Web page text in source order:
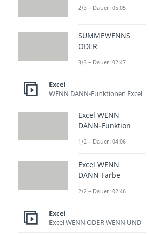
Nach Beantwortung speichern
zu verbessern. Mehr dazu
Excel alle
einblenden
2/3 – Dauer: 05:05
SUMMEWENNS
ODER
3/3 – Dauer: 02:47
Excel
WENN DANN-Funktionen Excel
Excel WENN
DANN-Funktion
1/2 – Dauer: 04:06
Excel WENN
DANN Farbe
2/2 – Dauer: 02:46
Excel
Excel WENN ODER WENN UND